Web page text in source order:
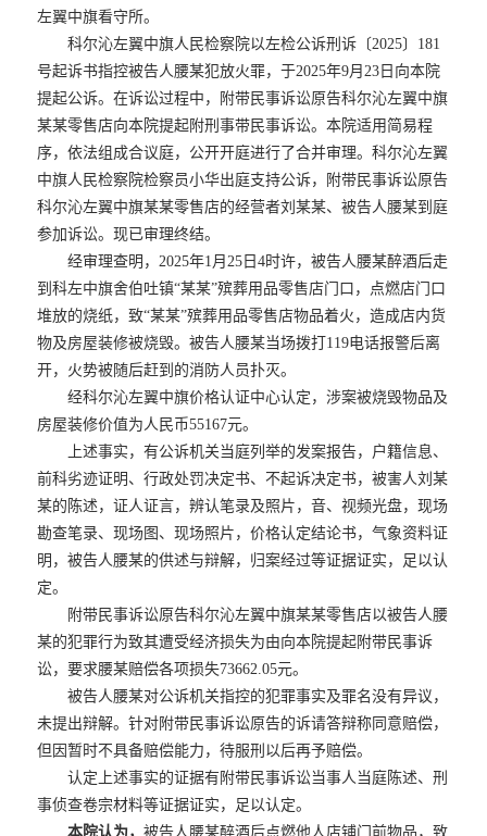
左翼中旗看守所。
科尔沁左翼中旗人民检察院以左检公诉刑诉〔2025〕181
号起诉书指控被告人腰某犯放火罪，于2025年9月23日向本院
提起公诉。在诉讼过程中，附带民事诉讼原告科尔沁左翼中旗
某某零售店向本院提起附刑事带民事诉讼。本院适用简易程
序，依法组成合议庭，公开开庭进行了合并审理。科尔沁左翼
中旗人民检察院检察员小华出庭支持公诉，附带民事诉讼原告
科尔沁左翼中旗某某零售店的经营者刘某某、被告人腰某到庭
参加诉讼。现已审理终结。
经审理查明，2025年1月25日4时许，被告人腰某醉酒后走
到科左中旗舍伯吐镇“某某”殡葬用品零售店门口，点燃店门口
堆放的烧纸，致“某某”殡葬用品零售店物品着火，造成店内货
物及房屋装修被烧毁。被告人腰某当场拨打119电话报警后离
开，火势被随后赶到的消防人员扑灭。
经科尔沁左翼中旗价格认证中心认定，涉案被烧毁物品及
房屋装修价值为人民币55167元。
上述事实，有公诉机关当庭列举的发案报告，户籍信息、
前科劣迹证明、行政处罚决定书、不起诉决定书，被害人刘某
某的陈述，证人证言，辨认笔录及照片，音、视频光盘，现场
勘查笔录、现场图、现场照片，价格认定结论书，气象资料证
明，被告人腰某的供述与辩解，归案经过等证据证实，足以认
定。
附带民事诉讼原告科尔沁左翼中旗某某零售店以被告人腰
某的犯罪行为致其遭受经济损失为由向本院提起附带民事诉
讼，要求腰某赔偿各项损失73662.05元。
被告人腰某对公诉机关指控的犯罪事实及罪名没有异议，
未提出辩解。针对附带民事诉讼原告的诉请答辩称同意赔偿，
但因暂时不具备赔偿能力，待服刑以后再予赔偿。
认定上述事实的证据有附带民事诉讼当事人当庭陈述、刑
事侦查卷宗材料等证据证实，足以认定。
本院认为，被告人腰某醉酒后点燃他人店铺门前物品，致